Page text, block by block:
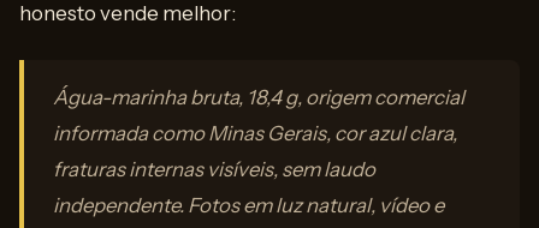
honesto vende melhor:
Água-marinha bruta, 18,4 g, origem comercial
informada como Minas Gerais, cor azul clara,
fraturas internas visíveis, sem laudo
independente. Fotos em luz natural, vídeo e